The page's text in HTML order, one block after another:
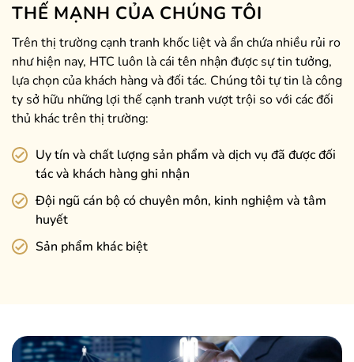
THẾ MẠNH CỦA CHÚNG TÔI
Trên thị trường cạnh tranh khốc liệt và ẩn chứa nhiều rủi ro
như hiện nay, HTC luôn là cái tên nhận được sự tin tưởng,
lựa chọn của khách hàng và đối tác. Chúng tôi tự tin là công
ty sở hữu những lợi thế cạnh tranh vượt trội so với các đối
thủ khác trên thị trường:
Uy tín và chất lượng sản phẩm và dịch vụ đã được đối
tác và khách hàng ghi nhận
Đội ngũ cán bộ có chuyên môn, kinh nghiệm và tâm
huyết
Sản phẩm khác biệt